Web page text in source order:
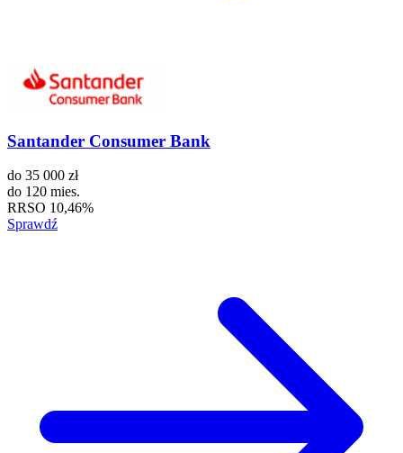
Santander Consumer Bank
do 35 000 zł
do 120 mies.
RRSO 10,46%
Sprawdź